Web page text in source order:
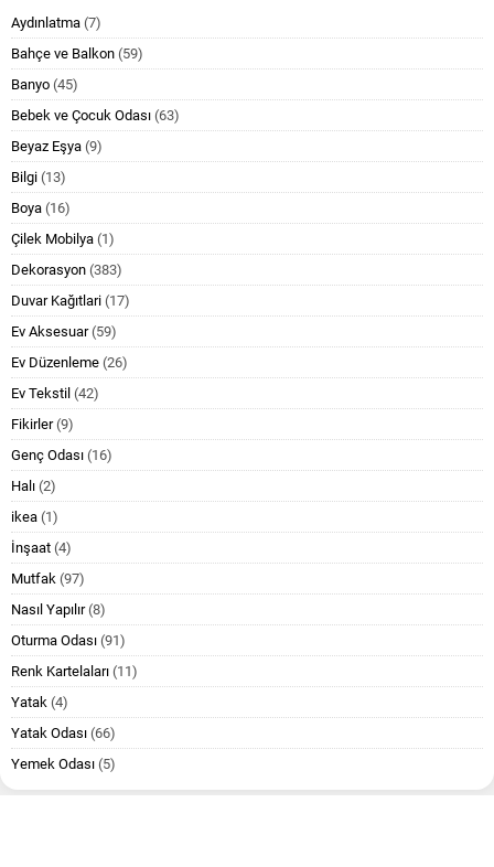
Aydınlatma (7)
Bahçe ve Balkon (59)
Banyo (45)
Bebek ve Çocuk Odası (63)
Beyaz Eşya (9)
Bilgi (13)
Boya (16)
Çilek Mobilya (1)
Dekorasyon (383)
Duvar Kağıtlari (17)
Ev Aksesuar(59)
Ev Düzenleme (26)
Ev Tekstil (42)
Fikirler(9)
Genç Odası (16)
Halı (2)
ikea (1)
İnşaat (4)
Mutfak (97)
Nasıl Yapılır(8)
Oturma Odası (91)
Renk Kartelaları (11)
Yatak (4)
Yatak Odası (66)
Yemek Odası (5)